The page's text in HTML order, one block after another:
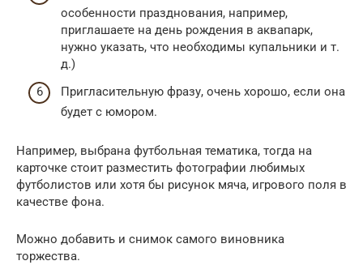
особенности празднования, например,
приглашаете на день рождения в аквапарк,
нужно указать, что необходимы купальники и т.
д.)
Пригласительную фразу, очень хорошо, если она
будет с юмором.
Например, выбрана футбольная тематика, тогда на
карточке стоит разместить фотографии любимых
футболистов или хотя бы рисунок мяча, игрового поля в
качестве фона.
Можно добавить и снимок самого виновника
торжества.